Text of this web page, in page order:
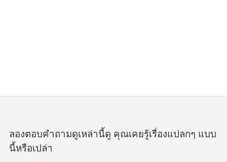
ลองตอบคำถามดูเหล่านี้ดู คุณเคยรู้เรื่องแปลกๆ แบบ
นี้หรือเปล่า